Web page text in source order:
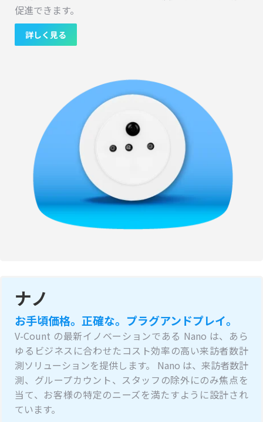
促進できます。
詳しく見る
ナノ
お手頃価格。正確な。プラグアンドプレイ。
V-Count の最新イノベーションである Nano は、あら
ゆるビジネスに合わせたコスト効率の高い来訪者数計
測ソリューションを提供します。 Nano は、来訪者数計
測、グループカウント、スタッフの除外にのみ焦点を
当て、お客様の特定のニーズを満たすように設計され
ています。